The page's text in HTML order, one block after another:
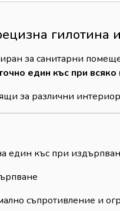
гилотина
за санитарни
един къс при
за различни
един къс при
съпротивление и